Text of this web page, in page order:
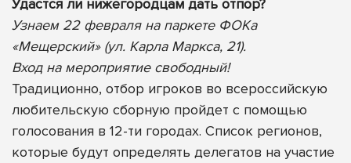
Удастся ли нижегородцам дать отпор?
Узнаем 22 февраля на паркете ФОКа
«Мещерский» (ул. Карла Маркса, 21).
Вход на мероприятие свободный!
Традиционно, отбор игроков во всероссийскую
любительскую сборную пройдет с помощью
голосования в 12-ти городах. Список регионов,
которые будут определять делегатов на участие